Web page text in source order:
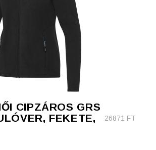
CIPZÁROS GRS
FEKETE,
26871 FT